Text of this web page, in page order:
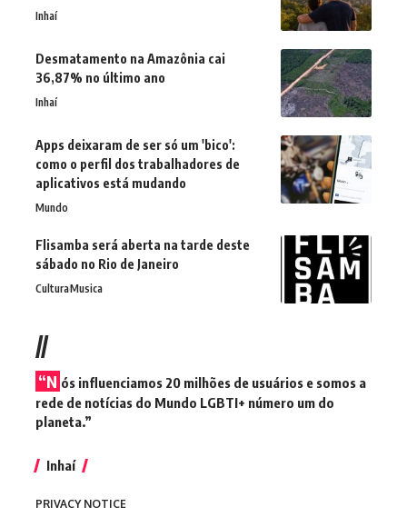
Inhaí
Desmatamento na Amazônia cai
36,87% no último ano
Inhaí
Apps deixaram de ser só um 'bico':
como o perfil dos trabalhadores de
aplicativos está mudando
Mundo
Flisamba será aberta na tarde deste
sábado no Rio de Janeiro
CulturaMusica
//
“N ós influenciamos 20 milhões de usuários e somos a
rede de notícias do Mundo LGBTI+ número um do
planeta.”
Inhaí
PRIVACY NOTICE